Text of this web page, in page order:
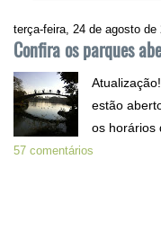
terça-feira, 24 de agosto de
Confira os parques
estão
os horários
57 comentários